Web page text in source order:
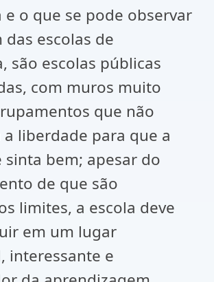
e o que se pode observar
das escolas de
são escolas públicas
com muros muito
que não
liberdade para que a
sinta bem; apesar do
de que são
limites, a escola deve
em um lugar
interessante e